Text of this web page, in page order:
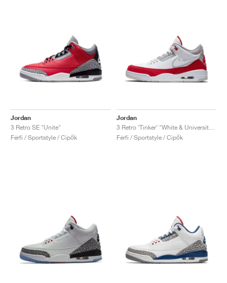
Jordan
3 Retro SE "Unite"
Férfi / Sportstyle / Cipők
Jordan
3 Retro ‘Tinker’ "White & University Red"
Férfi / Sportstyle / Cipők